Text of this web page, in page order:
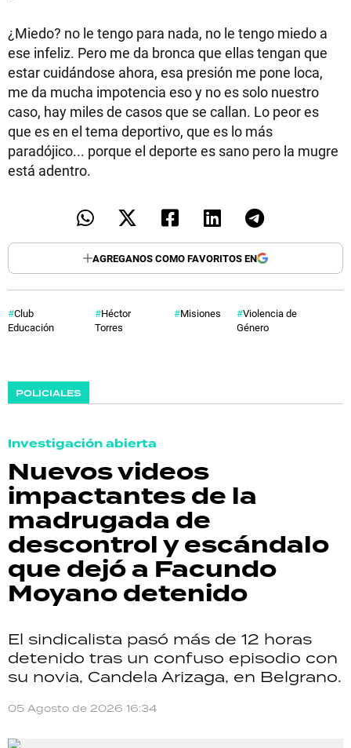
¿Miedo? no le tengo para nada, no le tengo miedo a
ese infeliz. Pero me da bronca que ellas tengan que
estar cuidándose ahora, esa presión me pone loca,
me da mucha impotencia eso y no es solo nuestro
caso, hay miles de casos que se callan. Lo peor es
que es en el tema deportivo, que es lo más
paradójico... porque el deporte es sano pero la mugre
está adentro.
AGREGANOS COMO FAVORITOS EN
Club
Educación
Héctor
Torres
Misiones
Violencia de
Género
POLICIALES
Investigación abierta
Nuevos videos
impactantes de la
madrugada de
descontrol y escándalo
que dejó a Facundo
Moyano detenido
El sindicalista pasó más de 12 horas
detenido tras un confuso episodio con
su novia, Candela Arizaga, en Belgrano.
05 Agosto de 2026 16:34